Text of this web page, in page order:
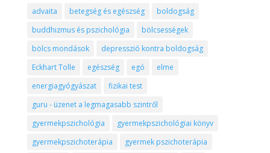
advaita betegség és egészség
boldogság
buddhizmus és pszichológia
bölcsességek
bölcs mondások
depresszió kontra boldogság
Eckhart Tolle
egészség egó
elme
energiagyógyászat
fizikai test
guru - üzenet a legmagasabb szintről
gyermekpszichológia
gyermekpszichológiai könyv
gyermekpszichoterápia
gyermek pszichoterápia